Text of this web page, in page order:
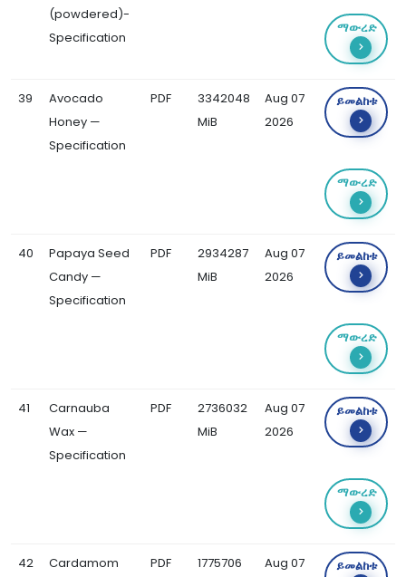
(powdered)-
Specification
ማውረድ
39
Avocado
Honey —
Specification
PDF
3342048
MiB
Aug 07
2026
ይመልከቱ
ማውረድ
40
Papaya Seed
Candy —
Specification
PDF
2934287
MiB
Aug 07
2026
ይመልከቱ
ማውረድ
41
Carnauba
Wax —
Specification
PDF
2736032
MiB
Aug 07
2026
ይመልከቱ
ማውረድ
42
Cardamom
PDF
1775706
Aug 07
ይመልከቱ